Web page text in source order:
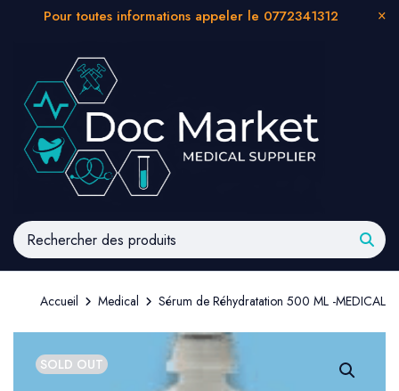
Pour toutes informations appeler le 0772341312
Accueil Medical Sérum de Réhydratation 500 ML -MEDICAL
SOLD OUT